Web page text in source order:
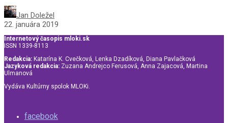
Jan Doležel
22. januára 2019
Internetový časopis mloki.sk
ISSN 1339-8113
Redakcia: Katarína K. Cvečková, Lenka Dzadíková, Diana Pavlačková
Jazyková redakcia: Zuzana Andrejco Ferusová, Anna Zajacová, Martina
Ulmanová
Vydáva Kultúrny spolok MLOKi.
facebook